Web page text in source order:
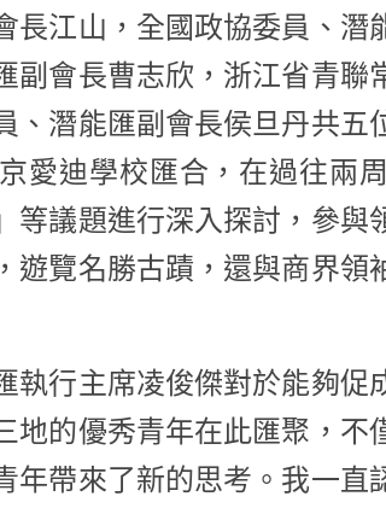
長江山，全國政協委員、潛
副會長曹志欣，浙江省青聯
、潛能匯副會長侯旦丹共五
愛迪學校匯合，在過往兩
等議題進行深入探討，參
遊覽名勝古蹟，還與商界領
執行主席凌俊傑對於能夠促
地的優秀青年在此匯聚，不
年帶來了新的思考。我一直